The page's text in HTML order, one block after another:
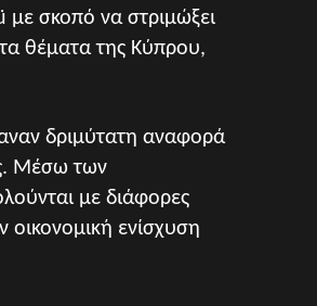
με σκοπό να στριμώξει
θέματα της Κύπρου,
δριμύτατη αναφορά
Μέσω των
με διάφορες
ενίσχυση